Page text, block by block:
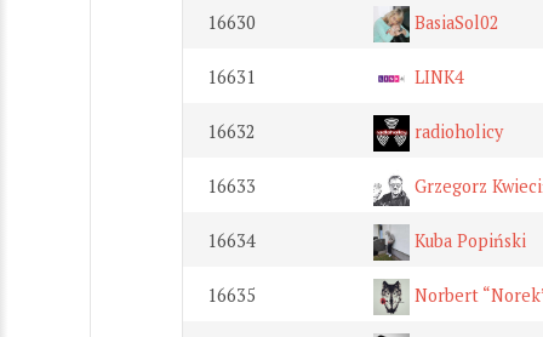
16630 BasiaSol02
16631 LINK4
16632 radioholicy
16633 Grzegorz
16634 Kuba Popiński
16635 Norbert